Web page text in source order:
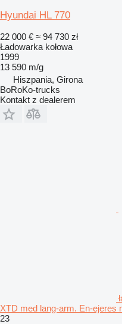
Hyundai HL 770
22 000 € ≈ 94 730 zł
Ładowarka kołowa
1999
13 590 m/g
Hiszpania, Girona
BoRoKo-trucks
Kontakt z dealerem
XTD med lang-arm. En-ejeres
23